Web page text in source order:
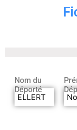
Nom du
Déporté
ELLERT